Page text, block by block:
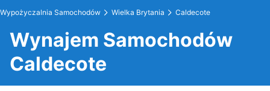
Wypożyczalnia Samochodów Wielka Brytania Caldecote
Wynajem Samochodów
Caldecote